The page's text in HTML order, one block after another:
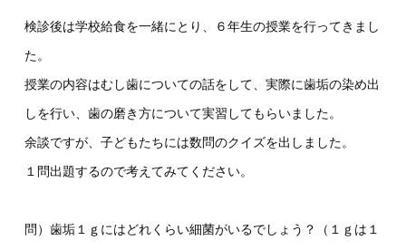
検診後は学校給食を一緒にとり、６年生の授業を行ってきまし
た。
授業の内容はむし歯についての話をして、実際に歯垢の染め出
しを行い、歯の磨き方について実習してもらいました。
余談ですが、子どもたちには数問のクイズを出しました。
１問出題するので考えてみてください。
問）歯垢１ｇにはどれくらい細菌がいるでしょう？（１ｇは１